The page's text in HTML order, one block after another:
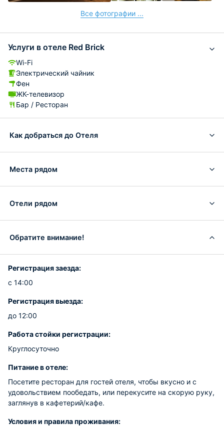
Все фотографии ...
Услуги в отеле Red Brick
Wi-Fi
Электрический чайник
Фен
ЖК-телевизор
Бар / Ресторан
Как добраться до Отеля
Места рядом
Отели рядом
Обратите внимание!
Регистрация заезда:
с 14:00
Регистрация выезда:
до 12:00
Работа стойки регистрации:
Круглосуточно
Питание в отеле:
Посетите ресторан для гостей отеля, чтобы вкусно и с
удовольствием пообедать, или перекусите на скорую руку,
заглянув в кафетерий/кафе.
Условия и правила проживания: